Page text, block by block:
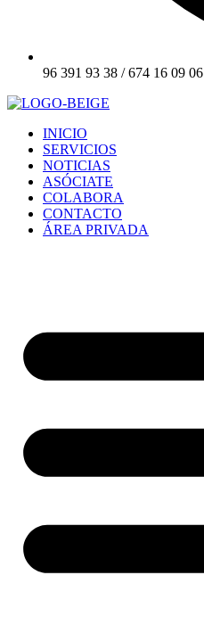
96 391 93 38 / 674 16 09 06
INICIO
SERVICIOS
NOTICIAS
ASÓCIATE
COLABORA
CONTACTO
ÁREA PRIVADA